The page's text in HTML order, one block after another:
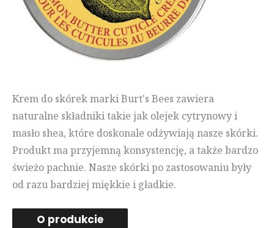
Krem do skórek marki Burt's Bees zawiera
naturalne składniki takie jak olejek cytrynowy i
masło shea, które doskonale odżywiają nasze skórki.
Produkt ma przyjemną konsystencję, a także bardzo
świeżo pachnie. Nasze skórki po zastosowaniu były
od razu bardziej miękkie i gładkie.
O produkcie